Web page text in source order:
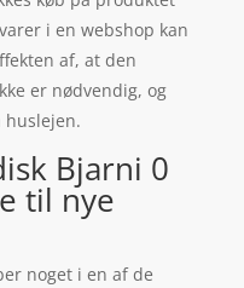
i en webshop kan
af, at den
er nødvendig, og
huslejen.
Bjarni 0
til nye
noget i en af de